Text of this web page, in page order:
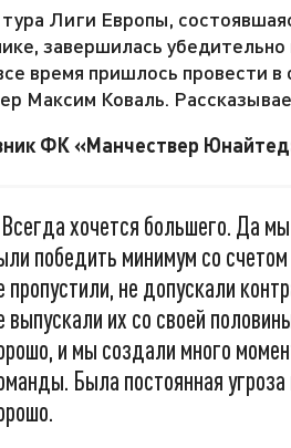
Лиги Европы,
завершилась
время пришлось провести
Максим Коваль.
ФК «Манчествер
хочется большего. Да
победить минимум со
пропустили, не допускали
выпускали их со своей
и мы создали много
Была постоянная